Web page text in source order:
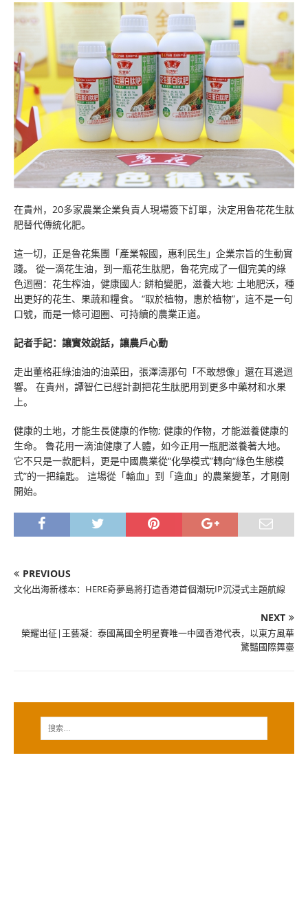
在貴州，20多家農業企業負責人現場簽下訂單，決定用魯花花生肽
肥替代傳統化肥。
這一切，正是魯花集團「產業報國，惠利民生」企業宗旨的生動實
踐。 從一滴花生油，到一瓶花生肽肥，魯花完成了一個完美的綠
色迴圈：花生榨油，健康國人; 餅粕變肥，滋養大地; 土地肥沃，種
出更好的花生、果蔬和糧食。 “取於植物，惠於植物”，這不是一句
口號，而是一條可迴圈、可持續的農業正道。
記者手記：讓實效說話，讓農戶心動
走出董格莊綠油油的油菜田，張澤濤那句「不敢想像」還在耳邊迴
響。 在貴州，譚智仁已經計劃把花生肽肥用到更多中藥材和水果
上。
健康的土地，才能生長健康的作物; 健康的作物，才能滋養健康的
生命。 魯花用一滴油健康了人體，如今正用一瓶肥滋養著大地。
它不只是一款肥料，更是中國農業從“化學模式”轉向“綠色生態模
式”的一把鑰匙。 這場從「輸血」到「造血」的農業變革，才剛剛
開始。
PREVIOUS
文化出海新樣本：HERE奇夢島將打造香港首個潮玩IP沉浸式主題航線
NEXT
榮耀出征|王藝凝：泰國萬國全明星賽唯一中國香港代表，以東方風華
驚豔國際舞臺